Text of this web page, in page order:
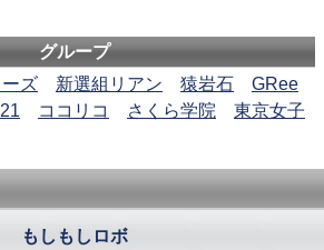
グループ
ズ 新選組リアン 猿岩石
GRee
ココリコ さくら学院
東京女子
もしもしロボ